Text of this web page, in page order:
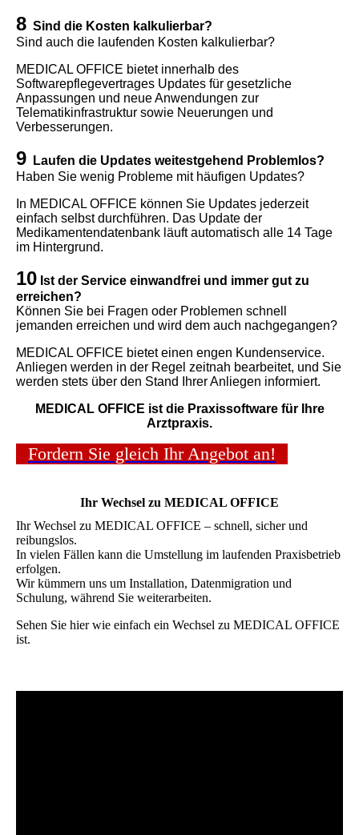
8 Sind die Kosten kalkulierbar?
Sind auch die laufenden Kosten kalkulierbar?
MEDICAL OFFICE bietet innerhalb des
Softwarepflegevertrages Updates für gesetzliche
Anpassungen und neue Anwendungen zur
Telematikinfrastruktur sowie Neuerungen und
Verbesserungen.
9 Laufen die Updates weitestgehend Problemlos?
Haben Sie wenig Probleme mit häufigen Updates?
In MEDICAL OFFICE können Sie Updates jederzeit
einfach selbst durchführen. Das Update der
Medikamentendatenbank läuft automatisch alle 14 Tage
im Hintergrund.
10 Ist der Service einwandfrei und immer gut zu
erreichen?
Können Sie bei Fragen oder Problemen schnell
jemanden erreichen und wird dem auch nachgegangen?
MEDICAL OFFICE bietet einen engen Kundenservice.
Anliegen werden in der Regel zeitnah bearbeitet, und Sie
werden stets über den Stand Ihrer Anliegen informiert.
MEDICAL OFFICE ist die Praxissoftware für Ihre
Arztpraxis.
Fordern Sie gleich Ihr Angebot an!
Ihr Wechsel zu MEDICAL OFFICE
Ihr Wechsel zu MEDICAL OFFICE – schnell, sicher und
reibungslos.
In vielen Fällen kann die Umstellung im laufenden Praxisbetrieb
erfolgen.
Wir kümmern uns um Installation, Datenmigration und
Schulung, während Sie weiterarbeiten.
Sehen Sie hier wie einfach ein Wechsel zu MEDICAL OFFICE
ist.